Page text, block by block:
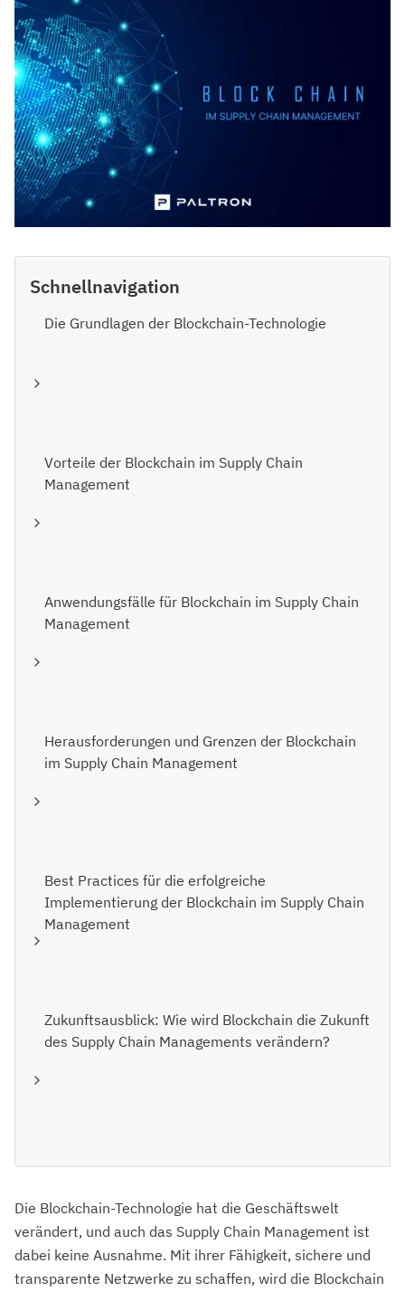
Schnellnavigation
Die Grundlagen der Blockchain-Technologie
Vorteile der Blockchain im Supply Chain
Management
Anwendungsfälle für Blockchain im Supply Chain
Management
Herausforderungen und Grenzen der Blockchain
im Supply Chain Management
Best Practices für die erfolgreiche
Implementierung der Blockchain im Supply Chain
Management
Zukunftsausblick: Wie wird Blockchain die Zukunft
des Supply Chain Managements verändern?
Die Blockchain-Technologie hat die Geschäftswelt
verändert, und auch das Supply Chain Management ist
dabei keine Ausnahme. Mit ihrer Fähigkeit, sichere und
transparente Netzwerke zu schaffen, wird die Blockchain